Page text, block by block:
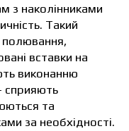
з наколінниками
Такий
полювання,
вставки на
виконанню
сприяють
та
за необхідності.